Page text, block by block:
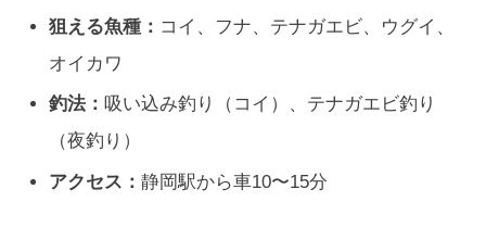
狙える魚種： コイ、フナ、テナガエビ、ウグイ、
オイカワ
釣法：吸い込み釣り（コイ）、テナガエビ釣り
（夜釣り）
アクセス：静岡駅から車10〜15分